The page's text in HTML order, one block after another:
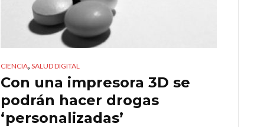
CIENCIA, SALUD DIGITAL
Con una impresora 3D se
podrán hacer drogas
‘personalizadas’